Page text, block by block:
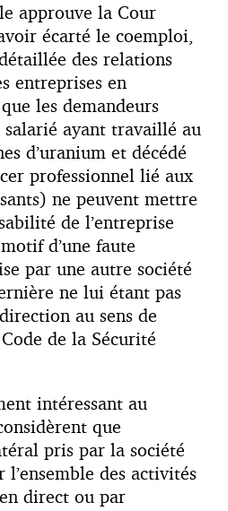
approuve la Cour
écarté le coemploi,
des relations
entreprises en
les demandeurs
salarié ayant travaillé au
d’uranium et décédé
professionnel lié aux
ne peuvent mettre
de l’entreprise
d’une faute
par une autre société
ne lui étant pas
au sens de
de la Sécurité
intéressant au
que
pris par la société
des activités
direct ou par